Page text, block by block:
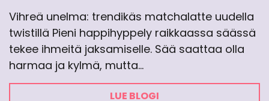
Vihreä unelma: trendikäs matchalatte uudella
twistillä Pieni happihyppely raikkaassa säässä
tekee ihmeitä jaksamiselle. Sää saattaa olla
harmaa ja kylmä, mutta…
LUE BLOGI